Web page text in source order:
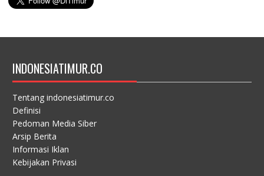
INDONESIATIMUR.CO
Tentang indonesiatimur.co
Definisi
Pedoman Media Siber
Arsip Berita
Informasi Iklan
Kebijakan Privasi